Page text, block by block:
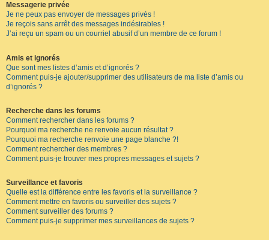
Messagerie privée
Je ne peux pas envoyer de messages privés !
Je reçois sans arrêt des messages indésirables !
J’ai reçu un spam ou un courriel abusif d’un membre de ce forum !
Amis et ignorés
Que sont mes listes d’amis et d’ignorés ?
Comment puis-je ajouter/supprimer des utilisateurs de ma liste d’amis ou
d’ignorés ?
Recherche dans les forums
Comment rechercher dans les forums ?
Pourquoi ma recherche ne renvoie aucun résultat ?
Pourquoi ma recherche renvoie une page blanche ?!
Comment rechercher des membres ?
Comment puis-je trouver mes propres messages et sujets ?
Surveillance et favoris
Quelle est la différence entre les favoris et la surveillance ?
Comment mettre en favoris ou surveiller des sujets ?
Comment surveiller des forums ?
Comment puis-je supprimer mes surveillances de sujets ?